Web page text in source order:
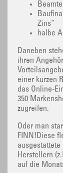
Zins“
halbe
Daneben
ihren
einer kurzen
das Online-
350
zugreifen.
Oder man
FINN!Diese
Herstellern
auf die